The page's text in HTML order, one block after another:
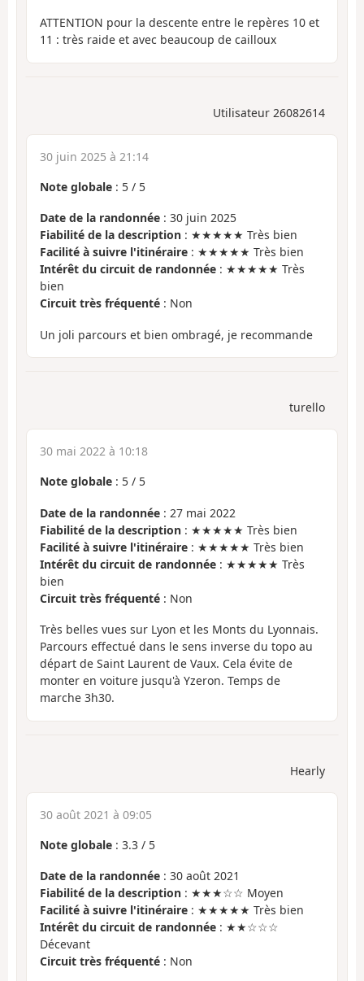
ATTENTION pour la descente entre le repères 10 et
11 : très raide et avec beaucoup de cailloux
Utilisateur 26082614
30 juin 2025 à 21:14
Note globale : 5 / 5
Date de la randonnée : 30 juin 2025
Fiabilité de la description : ★★★★★ Très bien
Facilité à suivre l'itinéraire : ★★★★★ Très bien
Intérêt du circuit de randonnée : ★★★★★ Très
bien
Circuit très fréquenté : Non
Un joli parcours et bien ombragé, je recommande
turello
30 mai 2022 à 10:18
Note globale : 5 / 5
Date de la randonnée : 27 mai 2022
Fiabilité de la description : ★★★★★ Très bien
Facilité à suivre l'itinéraire : ★★★★★ Très bien
Intérêt du circuit de randonnée : ★★★★★ Très
bien
Circuit très fréquenté : Non
Très belles vues sur Lyon et les Monts du Lyonnais.
Parcours effectué dans le sens inverse du topo au
départ de Saint Laurent de Vaux. Cela évite de
monter en voiture jusqu'à Yzeron. Temps de
marche 3h30.
Hearly
30 août 2021 à 09:05
Note globale : 3.3 / 5
Date de la randonnée : 30 août 2021
Fiabilité de la description : ★★★☆☆ Moyen
Facilité à suivre l'itinéraire : ★★★★★ Très bien
Intérêt du circuit de randonnée : ★★☆☆☆
Décevant
Circuit très fréquenté : Non